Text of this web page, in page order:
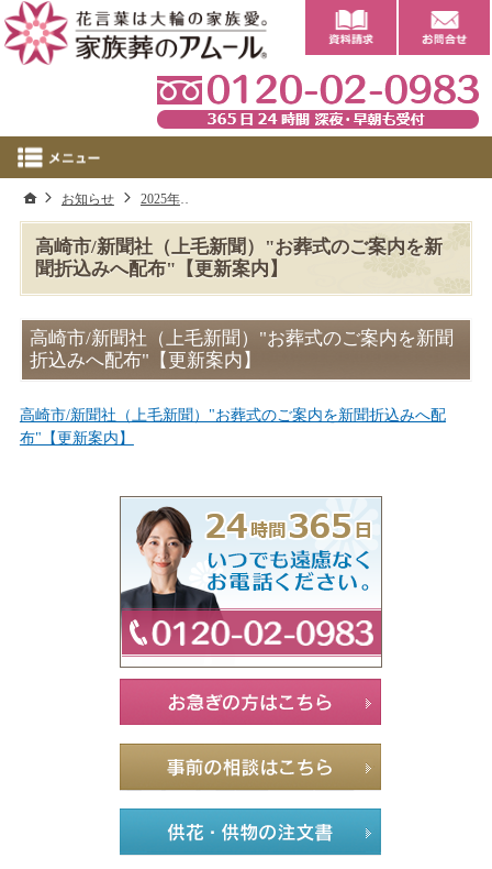
高崎市/新聞社（上毛新聞）"お葬式のご案内を新
聞折込みへ配布"【更新案内】
高崎市/新聞社（上毛新聞）"お葬式のご案内を新聞
折込みへ配布"【更新案内】
高崎市/新聞社（上毛新聞）"お葬式のご案内を新聞折込みへ配
布"【更新案内】
ホーム
お知らせ 2025年